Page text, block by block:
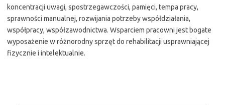
koncentracji uwagi, spostrzegawczości, pamięci, tempa pracy,
sprawności manualnej, rozwijania potrzeby współdziałania,
współpracy, współzawodnictwa. Wsparciem pracowni jest bogate
wyposażenie w różnorodny sprzęt do rehabilitacji usprawniającej
fizycznie i intelektualnie.